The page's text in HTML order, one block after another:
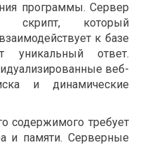
программы. Сервер
скрипт, который
к базе
уникальный ответ.
веб-
и динамические
содержимого требует
и памяти. Серверные